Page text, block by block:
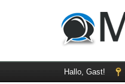
Hallo, Gast!